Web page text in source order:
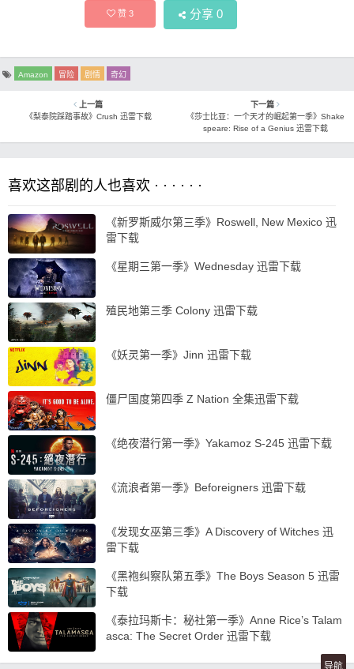
赞3 分享 0
Amazon 冒险 剧情 奇幻
上一篇
《梨泰院踩踏事故》Crush 迅雷下载
下一篇
《莎士比亚：一个天才的崛起第一季》Shake
speare: Rise of a Genius 迅雷下载
喜欢这部剧的人也喜欢 · · · · · ·
《新罗斯威尔第三季》Roswell, New Mexico 迅
雷下载
《星期三第一季》Wednesday 迅雷下载
殖民地第三季 Colony 迅雷下载
《妖灵第一季》Jinn 迅雷下载
僵尸国度第四季 Z Nation 全集迅雷下载
《绝夜潜行第一季》Yakamoz S-245 迅雷下载
《流浪者第一季》Beforeigners 迅雷下载
《发现女巫第三季》A Discovery of Witches 迅
雷下载
《黑袍纠察队第五季》The Boys Season 5 迅雷
下载
《泰拉玛斯卡：秘社第一季》Anne Rice’s Talam
asca: The Secret Order 迅雷下载
导航